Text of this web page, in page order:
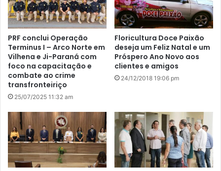
PRF conclui Operação
Terminus I – Arco Norte em
Vilhena e Ji-Paraná com
foco na capacitação e
combate ao crime
transfronteiriço
25/07/2025 11:32 am
Floricultura Doce Paixão
deseja um Feliz Natal e um
Próspero Ano Novo aos
clientes e amigos
24/12/2018 19:06 pm